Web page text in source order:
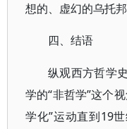
想的、虚幻的乌托邦
四、结语
纵观西方哲学
学的“非哲学”这个
学化”运动直到19